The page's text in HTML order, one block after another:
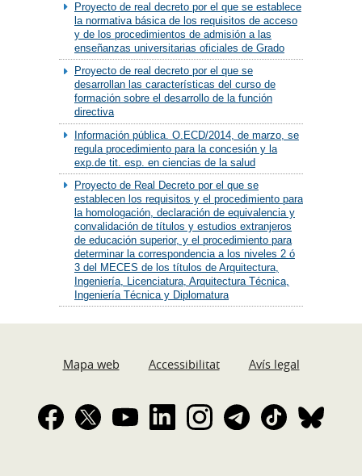
Proyecto de real decreto por el que se establece
la normativa básica de los requisitos de acceso
y de los procedimientos de admisión a las
enseñanzas universitarias oficiales de Grado
Proyecto de real decreto por el que se
desarrollan las características del curso de
formación sobre el desarrollo de la función
directiva
Información pública. O.ECD/2014, de marzo, se
regula procedimiento para la concesión y la
exp.de tit. esp. en ciencias de la salud
Proyecto de Real Decreto por el que se
establecen los requisitos y el procedimiento para
la homologación, declaración de equivalencia y
convalidación de títulos y estudios extranjeros
de educación superior, y el procedimiento para
determinar la correspondencia a los niveles 2 ó
3 del MECES de los títulos de Arquitectura,
Ingeniería, Licenciatura, Arquitectura Técnica,
Ingeniería Técnica y Diplomatura
Mapa web Accessibilitat Avís legal